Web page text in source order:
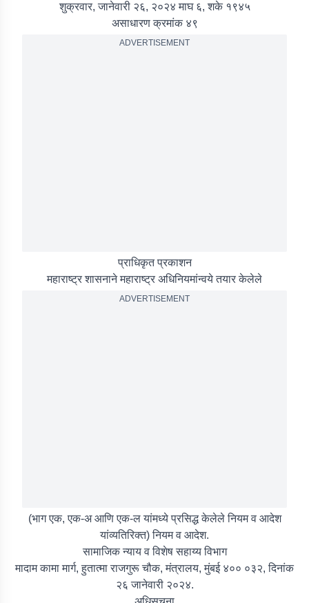
शुक्रवार, जानेवारी २६, २०२४ माघ ६, शके १९४५
असाधारण क्रमांक ४९
ADVERTISEMENT
प्राधिकृत प्रकाशन
महाराष्ट्र शासनाने महाराष्ट्र अधिनियमांन्वये तयार केलेले
ADVERTISEMENT
(भाग एक, एक-अ आणि एक-ल यांमध्ये प्रसिद्ध केलेले नियम व आदेश
यांव्यतिरिक्त) नियम व आदेश.
सामाजिक न्याय व विशेष सहाय्य विभाग
मादाम कामा मार्ग, हुतात्मा राजगुरू चौक, मंत्रालय, मुंबई ४०० ०३२, दिनांक
२६ जानेवारी २०२४.